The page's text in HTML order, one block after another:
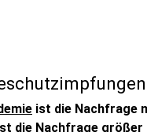
ist die Nachfrage
die Nachfrage